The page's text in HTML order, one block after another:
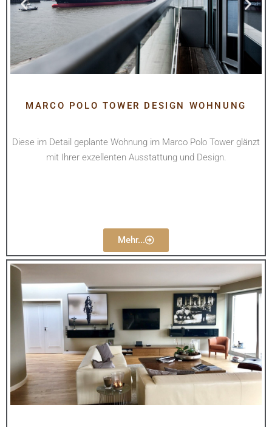
MARCO POLO TOWER DESIGN WOHNUNG
Diese im Detail geplante Wohnung im Marco Polo Tower glänzt
mit Ihrer exzellenten Ausstattung und Design.
Mehr...